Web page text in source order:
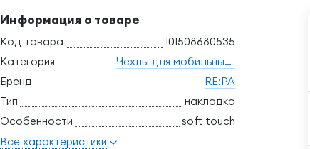
Информация о товаре
Код товара
101508680535
Категория
Чехлы для мобильных телефонов
Бренд
RE:PA
Тип
накладка
Особенности
soft touch
Все характеристики